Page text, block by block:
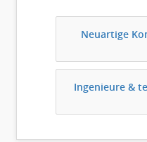
Neuartige
Ingenieure &